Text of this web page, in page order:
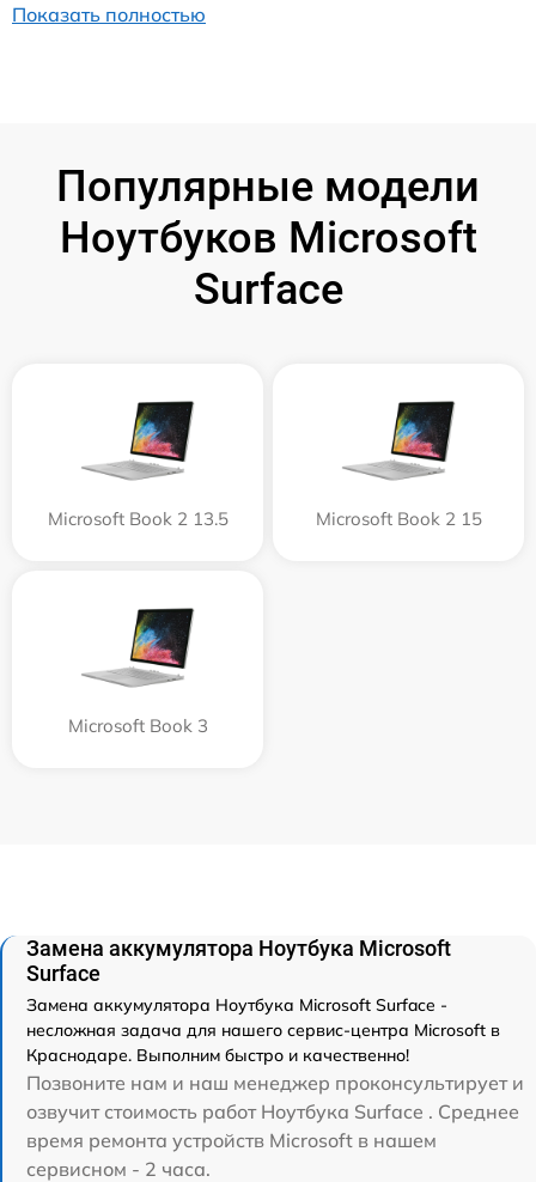
Показать полностью
Популярные модели
Ноутбуков Microsoft
Surface
Microsoft Book 2 13.5 Microsoft Book 2 15
Microsoft Book 3
Замена аккумулятора Ноутбука Microsoft
Surface
Замена аккумулятора Ноутбука Microsoft Surface -
несложная задача для нашего сервис-центра Microsoft в
Краснодаре. Выполним быстро и качественно!
Позвоните нам и наш менеджер проконсультирует и
озвучит стоимость работ Ноутбука Surface . Среднее
время ремонта устройств Microsoft в нашем
сервисном - 2 часа.